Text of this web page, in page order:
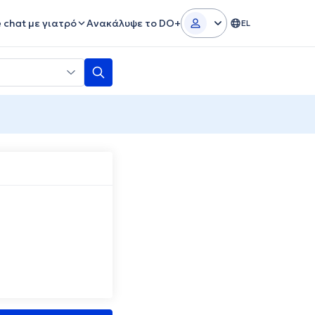
chat με γιατρό Ανακάλυψε το DO+ EL